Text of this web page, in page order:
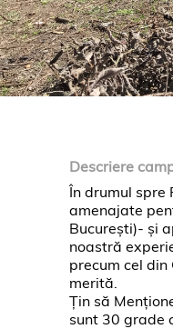
Descriere
În drumul spre
amenajate
București)- și
noastră
precum cel
merită.
Țin să
sunt 30 grade